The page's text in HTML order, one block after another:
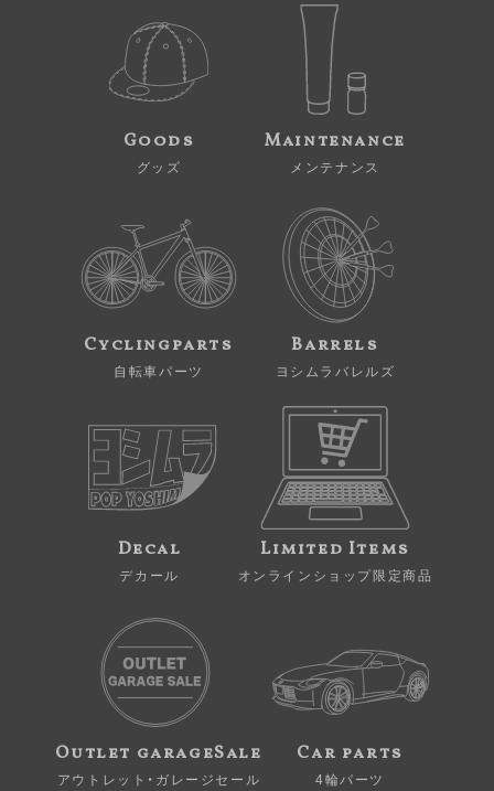
Goods
グッズ
Maintenance
メンテナンス
Cyclingparts
自転車パーツ
Barrels
ヨシムラバレルズ
Decal
デカール
Limited Items
オンラインショップ限定商品
Outlet garageSale
アウトレット・ガレージセール
Car parts
4輪パーツ